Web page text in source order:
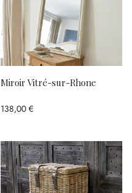
Miroir Vitré-sur-Rhone
138,00 €